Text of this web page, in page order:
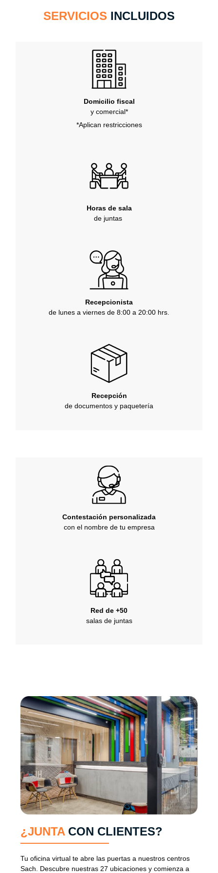
SERVICIOS INCLUIDOS
Domicilio fiscal
y comercial*
*Aplican restricciones
Horas de sala
de juntas
Recepcionista
de lunes a viernes de 8:00 a 20:00 hrs.
Recepción
de documentos y paquetería
Contestación personalizada
con el nombre de tu empresa
Red de +50
salas de juntas
¿JUNTA CON CLIENTES?
Tu oficina virtual te abre las puertas a nuestros centros
Sach. Descubre nuestras 27 ubicaciones y comienza a